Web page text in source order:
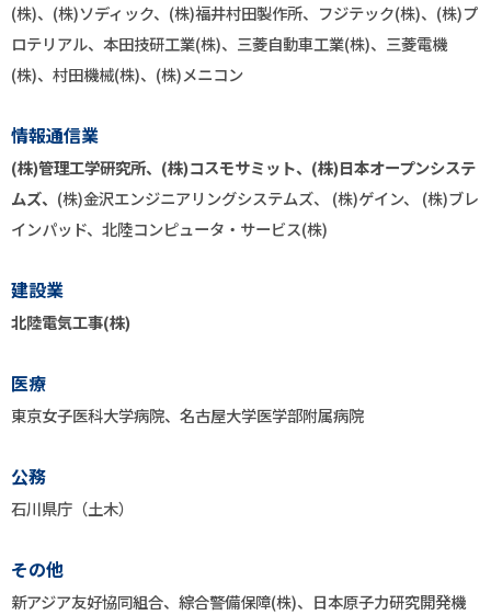
(株)、(株)ソディック、(株)福井村田製作所、フジテック(株)、(株)プ
ロテリアル、本田技研工業(株)、三菱自動車工業(株)、三菱電機
(株)、村田機械(株)、(株)メニコン
情報通信業
(株)管理工学研究所、(株)コスモサミット、(株)日本オープンシステ
ムズ、 (株)金沢エンジニアリングシステムズ、 (株)ゲイン、 (株)ブレ
インパッド、北陸コンピュータ・サービス(株)
建設業
北陸電気工事(株)
医療
東京女子医科大学病院、名古屋大学医学部附属病院
公務
石川県庁（土木）
その他
新アジア友好協同組合、綜合警備保障(株)、日本原子力研究開発機